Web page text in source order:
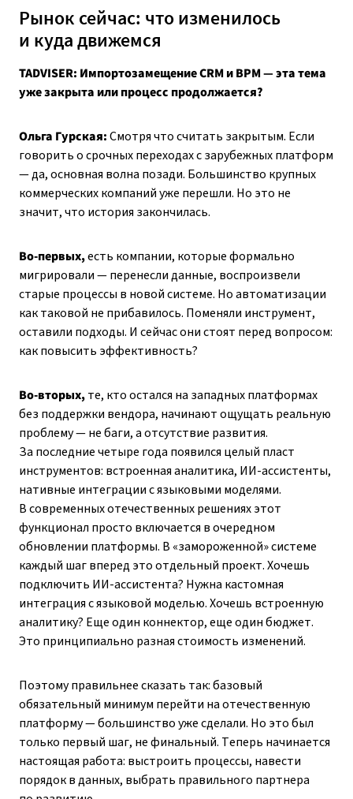
Рынок сейчас: что изменилось
и куда движемся
TADVISER: Импортозамещение CRM и BPM — эта тема
уже закрыта или процесс продолжается?
Ольга Гурская:Смотря что считать закрытым. Если
говорить о срочных переходах с зарубежных платформ
— да, основная волна позади. Большинство крупных
коммерческих компаний уже перешли. Но это не
значит, что история закончилась.
Во-первых,есть компании, которые формально
мигрировали — перенесли данные, воспроизвели
старые процессы в новой системе. Но автоматизации
как таковой не прибавилось. Поменяли инструмент,
оставили подходы. И сейчас они стоят перед вопросом:
как повысить эффективность?
Во-вторых,те, кто остался на западных платформах
без поддержки вендора, начинают ощущать реальную
проблему — не баги, а отсутствие развития.
За последние четыре года появился целый пласт
инструментов: встроенная аналитика, ИИ-ассистенты,
нативные интеграции с языковыми моделями.
В современных отечественных решениях этот
функционал просто включается в очередном
обновлении платформы. В «замороженной» системе
каждый шаг вперед это отдельный проект. Хочешь
подключить ИИ-ассистента? Нужна кастомная
интеграция с языковой моделью. Хочешь встроенную
аналитику? Еще один коннектор, еще один бюджет.
Это принципиально разная стоимость изменений.
Поэтому правильнее сказать так: базовый
обязательный минимум перейти на отечественную
платформу — большинство уже сделали. Но это был
только первый шаг, не финальный. Теперь начинается
настоящая работа: выстроить процессы, навести
порядок в данных, выбрать правильного партнера